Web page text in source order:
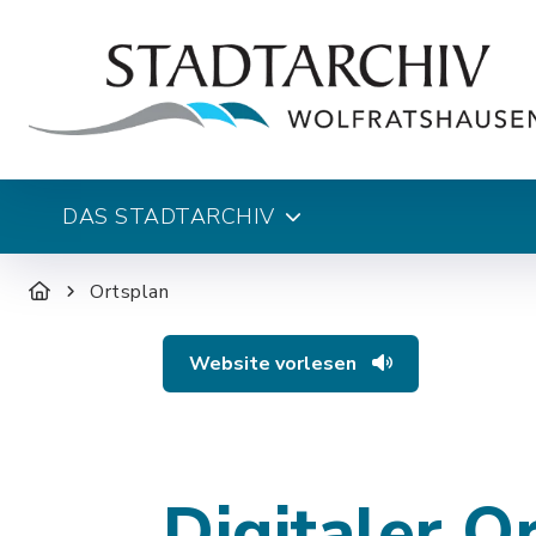
DAS STADTARCHIV
Ortsplan
Website vorlesen